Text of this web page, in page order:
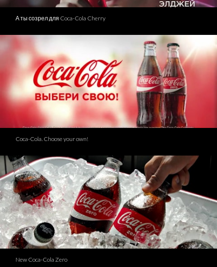
А ты созрел для Coca-Cola Cherry
Coca-Cola. Choose your own!
New Coca-Cola Zero